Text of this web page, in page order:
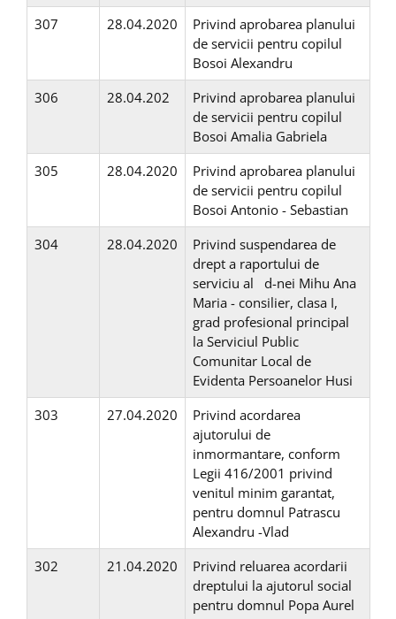
307
28.04.2020
Privind aprobarea planului
de servicii pentru copilul
Bosoi Alexandru
306
28.04.202
Privind aprobarea planului
de servicii pentru copilul
Bosoi Amalia Gabriela
305
28.04.2020
Privind aprobarea planului
de servicii pentru copilul
Bosoi Antonio - Sebastian
304
28.04.2020
Privind suspendarea de
drept a raportului de
serviciu al d-nei Mihu Ana
Maria - consilier, clasa I,
grad profesional principal
la Serviciul Public
Comunitar Local de
Evidenta Persoanelor Husi
303
27.04.2020
Privind acordarea
ajutorului de
inmormantare, conform
Legii 416/2001 privind
venitul minim garantat,
pentru domnul Patrascu
Alexandru -Vlad
302
21.04.2020
Privind reluarea acordarii
dreptului la ajutorul social
pentru domnul Popa Aurel